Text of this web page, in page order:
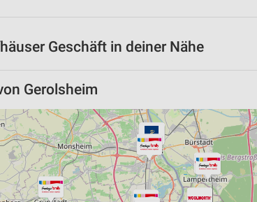
Geschäft in deiner Nähe
Gerolsheim